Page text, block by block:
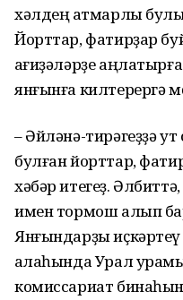
хәлдең ҡатмарлы
Йорттар, фатирҙар
ҡағиҙәләрҙе
янғынға килтерергә
– Әйләнә-тирәгеҙҙә
булған йорттар,
хәбәр итегеҙ.
имен тормош алып
Янғындарҙы
ҡалаһында Урал
комиссариат